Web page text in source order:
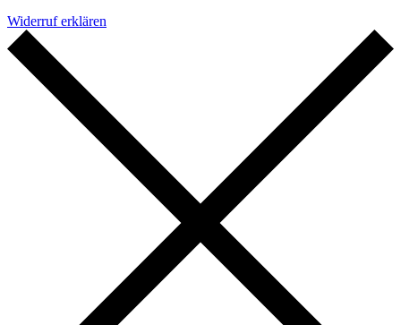
Widerruf erklären